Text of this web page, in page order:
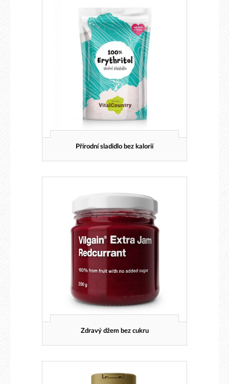
Přírodní sladidlo bez kalorií
Zdravý džem bez cukru